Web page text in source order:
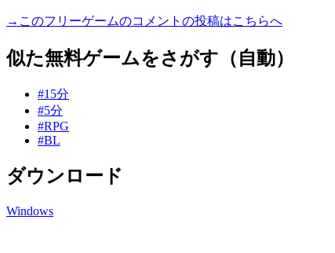
→このフリーゲームのコメントの投稿はこちらへ
似た無料ゲームをさがす（自動）
#15分
#5分
#RPG
#BL
ダウンロード
Windows